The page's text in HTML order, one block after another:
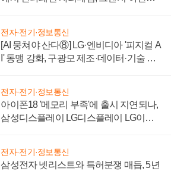
전자·전기·정보통신
[AI 뭉쳐야 산다⑧] LG·엔비디아 '피지컬 A
I' 동맹 강화, 구광모 제조·데이터·기술 결
전자·전기·정보통신
아이폰18 '메모리 부족'에 출시 지연되나,
삼성디스플레이 LG디스플레이 LG이노
전자·전기·정보통신
삼성전자 넷리스트와 특허분쟁 매듭, 5년